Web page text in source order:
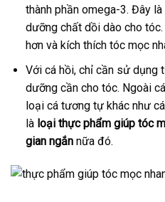
thành phần omega-3. Đây
dưỡng chất dồi dào cho
hơn và kích thích tóc mọc
Với cá hồi, chỉ cần sử dụng
dưỡng cần cho tóc. Ngoài
loại cá tương tự khác như
là loại thực phẩm giúp tóc
gian ngắnnữa đó.